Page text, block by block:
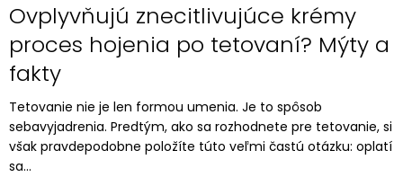
Ovplyvňujú znecitlivujúce krémy
proces hojenia po tetovaní? Mýty a
fakty
Tetovanie nie je len formou umenia. Je to spôsob
sebavyjadrenia. Predtým, ako sa rozhodnete pre tetovanie, si
však pravdepodobne položíte túto veľmi častú otázku: oplatí
sa...